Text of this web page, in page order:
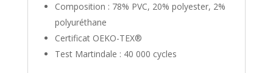
Composition : 78% PVC, 20% polyester, 2%
polyuréthane
Certificat OEKO-TEX®
Test Martindale : 40 000 cycles